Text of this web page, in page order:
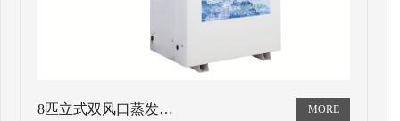
8匹立式双风口蒸发…